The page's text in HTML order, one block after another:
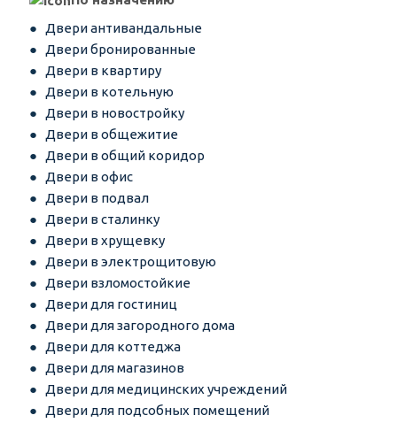
Двери антивандальные
Двери бронированные
Двери в квартиру
Двери в котельную
Двери в новостройку
Двери в общежитие
Двери в общий коридор
Двери в офис
Двери в подвал
Двери в сталинку
Двери в хрущевку
Двери в электрощитовую
Двери взломостойкие
Двери для гостиниц
Двери для загородного дома
Двери для коттеджа
Двери для магазинов
Двери для медицинских учреждений
Двери для подсобных помещений